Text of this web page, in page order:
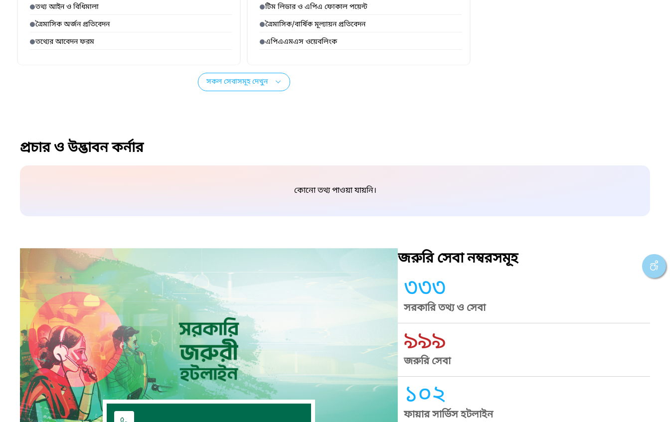
তথ্য আইন ও বিধিমালা
ত্রৈমাসিক অর্জন প্রতিবেদন
তথ্যের আবেদন ফরম
টিম লিডার ও এপিএ ফোকাল পয়েন্ট
ত্রৈমাসিক/বার্ষিক মূল্যায়ন প্রতিবেদন
এপিএএমএস ওয়েবলিংক
সকল সেবাসমূহ দেখুন
প্রচার ও উদ্ভাবন কর্নার
কোনো তথ্য পাওয়া যায়নি।
জরুরি সেবা নম্বরসমূহ
৩৩৩
সরকারি তথ্য ও সেবা
৯৯৯
জরুরি সেবা
১০২
ফায়ার সার্ভিস হটলাইন